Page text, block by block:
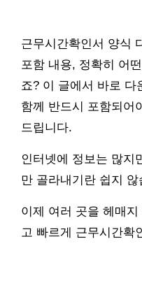
근무시간확인서 양식
포함 내용, 정확히 어
죠? 이 글에서 바로 다
함께 반드시 포함되어
드립니다.
인터넷에 정보는 많지
만 골라내기란 쉽지 않
이제 여러 곳을 헤매
고 빠르게 근무시간확